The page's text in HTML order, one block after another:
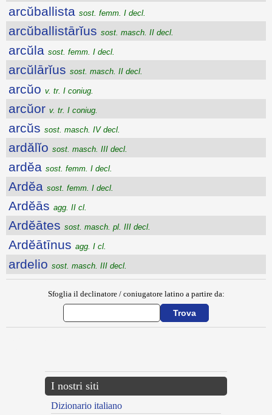
arcŭballista sost. femm. I decl.
arcŭballistārĭus sost. masch. II decl.
arcŭla sost. femm. I decl.
arcŭlārĭus sost. masch. II decl.
arcŭo v. tr. I coniug.
arcŭor v. tr. I coniug.
arcŭs sost. masch. IV decl.
ardălĭo sost. masch. III decl.
ardĕa sost. femm. I decl.
Ardĕa sost. femm. I decl.
Ardĕās agg. II cl.
Ardĕātes sost. masch. pl. III decl.
Ardĕātīnus agg. I cl.
ardelio sost. masch. III decl.
Sfoglia il declinatore / coniugatore latino a partire da:
I nostri siti
Dizionario italiano